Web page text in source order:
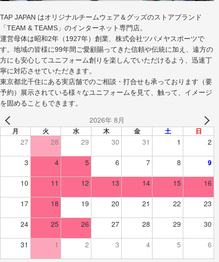
TAP JAPAN はオリジナルチームウェア＆グッズのストアブランド
「TEAM & TEAMS」のインターネット専門店。
運営母体は昭和2年（1927年）創業、株式会社ツバメヤスポーツで
す。地域の皆様に99年間ご愛顧賜ってきた信頼や伝統に加え、遠方の
方にも安心してユニフォーム創りを楽しんでいただけるよう、迅速丁
寧に対応させていただきます。
東京都北千住にある実店舗でのご相談・打合せも承っております（要
予約）展示されている様々なユニフォームを見て、触って、イメージ
を固めることもできます。
2026年 8月
月 火 水 木 金 土 日
27 28 29 30 31 1 2
3 4 5 6 7 8 9
10 11 12 13 14 15 16
17 18 19 20 21 22 23
24 25 26 27 28 29 30
31 1 2 3 4 5 6